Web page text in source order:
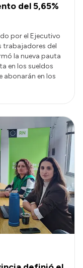
del 5,65%
por el Ejecutivo
trabajadores del
la nueva pauta
en los sueldos
abonarán en los